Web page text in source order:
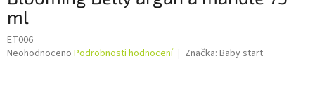
ml
ET006
Průměrné
Neohodnoceno Podrobnosti hodnocení Značka: Baby start